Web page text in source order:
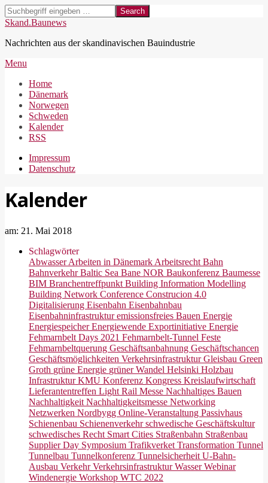
Skip
to
Search
Skand.Baunews
Nachrichten aus der skandinavischen Bauindustrie
Secondary
Menu
Menu
Home
Dänemark
Norwegen
Schweden
Kalender
RSS
Impressum
Datenschutz
Kalender
am: 21. Mai 2018
Schlagwörter
AbwasserArbeiten in Dänemark Arbeitsrecht Bahn
BahnverkehrBaltic Sea Bane NOR Baukonferenz Baumesse
BIM Branchentreffpunkt Building Information Modelling
Building Network Conference Construcion 4.0
Digitalisierung Eisenbahn Eisenbahnbau
Eisenbahninfrastrukturemissionsfreies Bauen Energie
EnergiespeicherEnergiewende Exportinitiative Energie
Fehmarnbelt Days 2021 Fehmarnbelt-Tunnel Feste
Fehmarnbeltquerung Geschäftsanbahnung Geschäftschancen
Geschäftsmöglichkeiten VerkehrsinfrastrukturGleisbau Green
Groth grüne Energie grüner Wandel Helsinki Holzbau
InfrastrukturKMU Konferenz Kongress Kreislaufwirtschaft
Lieferantentreffen Light Rail Messe Nachhaltiges Bauen
Nachhaltigkeit Nachhaltigkeitsmesse Networking
Netzwerken Nordbygg Online-Veranstaltung Passivhaus
Schienenbau Schienenverkehrschwedische Geschäftskultur
schwedisches Recht Smart Cities Straßenbahn Straßenbau
Supplier Day Symposium Trafikverket Transformation Tunnel
Tunnelbau Tunnelkonferenz Tunnelsicherheit U-Bahn-
Ausbau VerkehrVerkehrsinfrastrukturWasserWebinar
Windenergie Workshop WTC 2022